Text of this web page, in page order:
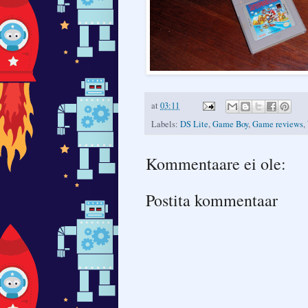
at 03:11
Labels: DS Lite,Game Boy,Game reviews,
Kommentaare ei ole:
Postita kommentaar